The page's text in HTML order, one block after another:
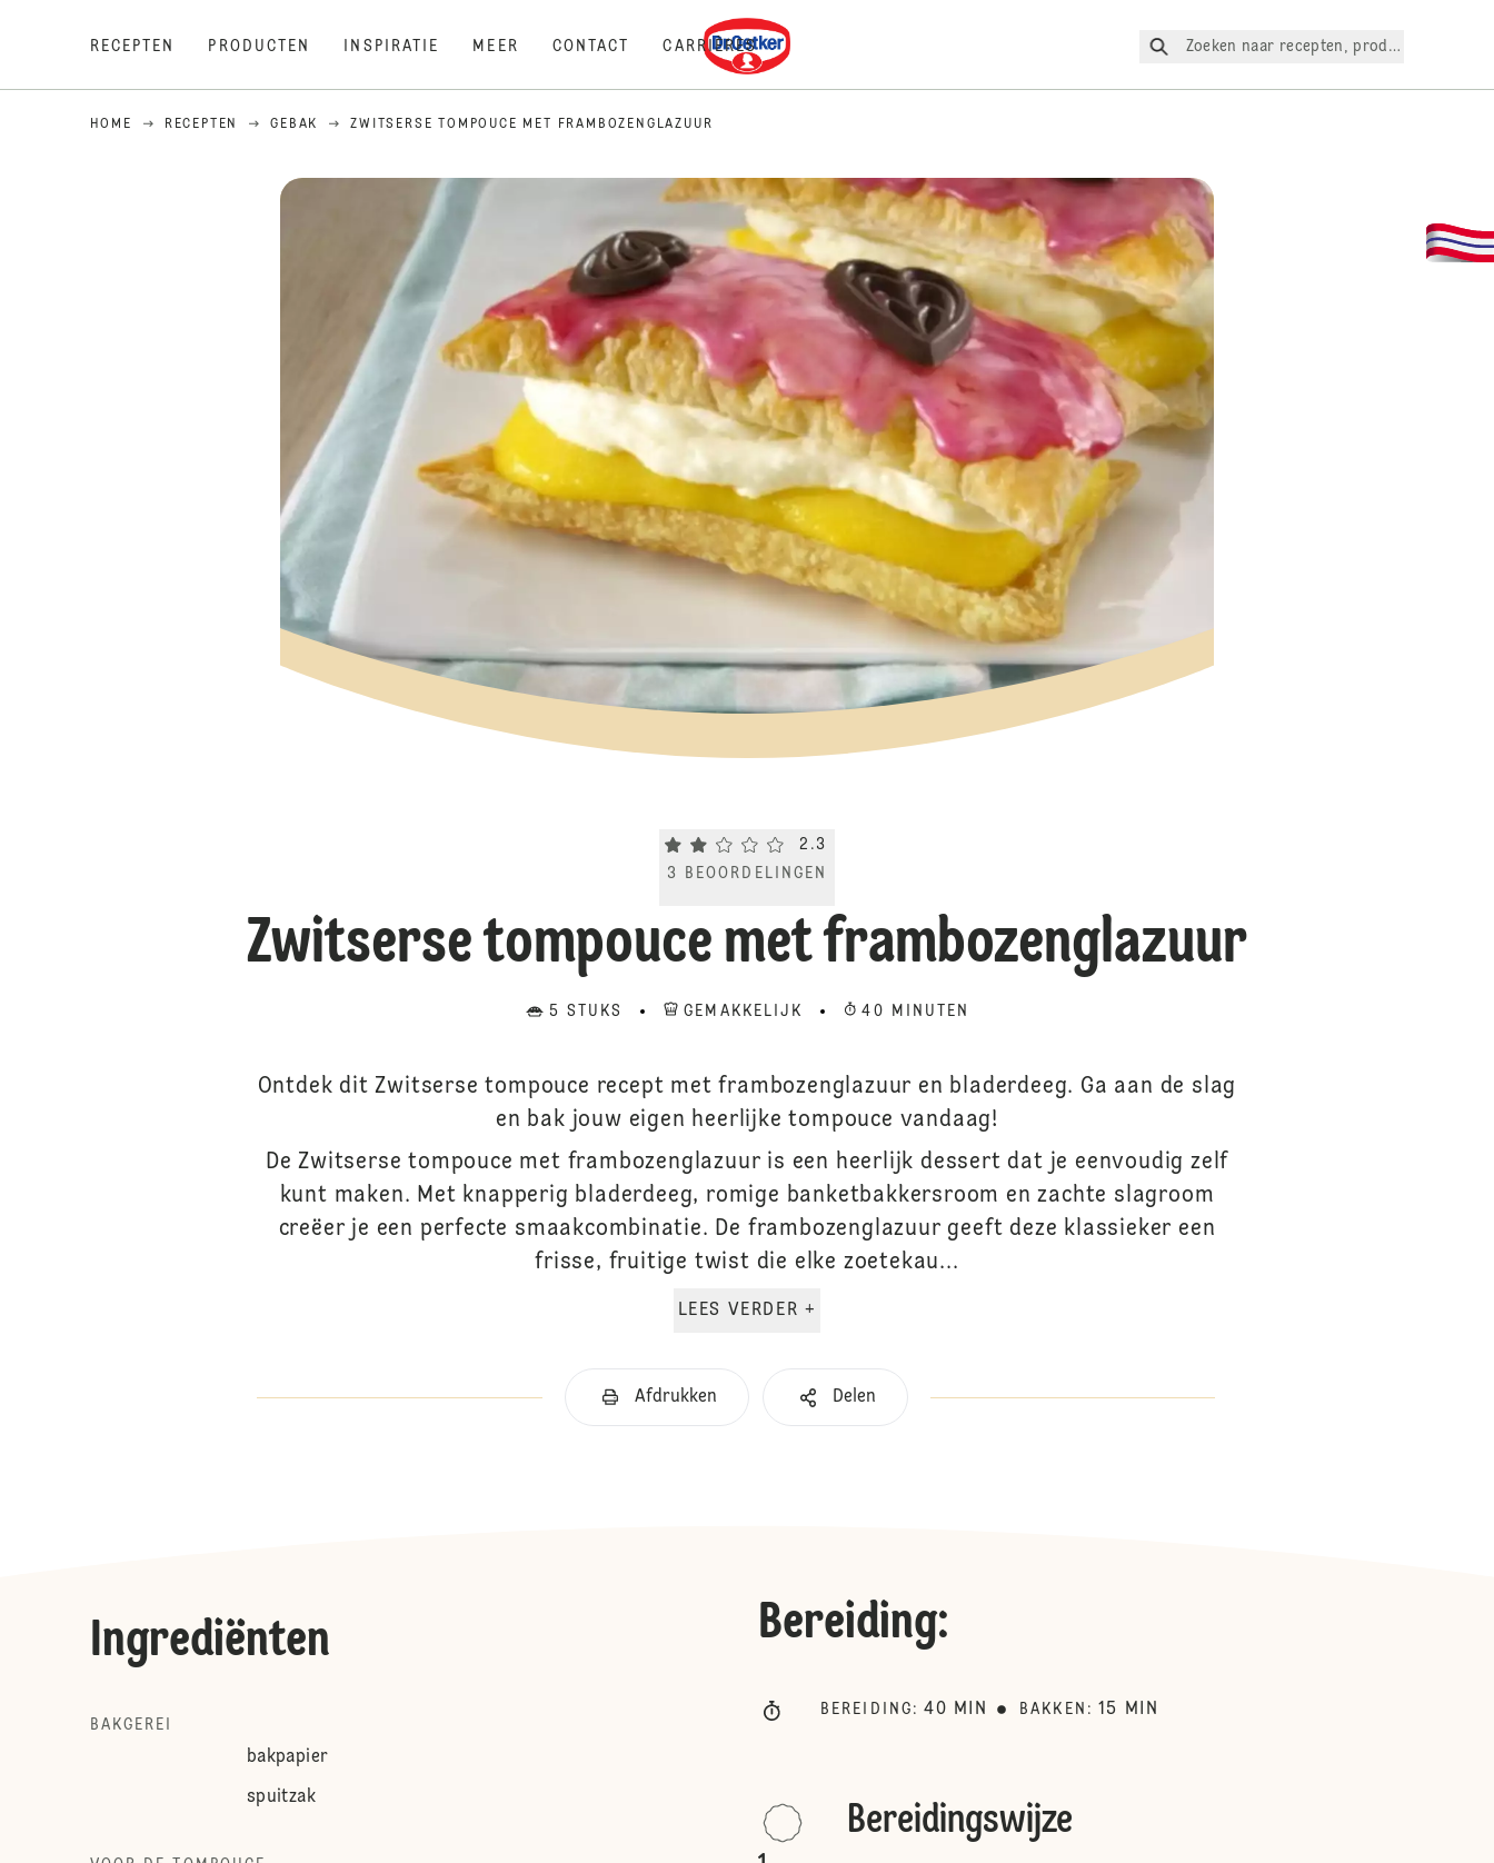
RECEPTEN PRODUCTEN INSPIRATIE MEER CONTACT CARRIÈRES
Dr. Oetker
Zoeken naar recepten, producten, enz.
HOME RECEPTEN GEBAK ZWITSERSE TOMPOUCE MET FRAMBOZENGLAZUUR
Current rating 2.3. Click to rate.
2.3
3
BEOORDELINGEN
Zwitserse tompouce met frambozenglazuur
5 STUKS GEMAKKELIJK 40 MINUTEN
Ontdek dit Zwitserse tompouce recept met frambozenglazuur en bladerdeeg. Ga aan de slag
en bak jouw eigen heerlijke tompouce vandaag!
De Zwitserse tompouce met frambozenglazuur is een heerlijk dessert dat je eenvoudig zelf
kunt maken. Met knapperig bladerdeeg, romige banketbakkersroom en zachte slagroom
creëer je een perfecte smaakcombinatie. De frambozenglazuur geeft deze klassieker een
frisse, fruitige twist die elke zoetekau...
LEES VERDER +
Afdrukken Delen
Ingrediënten
BAKGEREI
bakpapier
spuitzak
Bereiding:
BEREIDING : 40 MIN BAKKEN : 15 MIN
Bereidingswijze